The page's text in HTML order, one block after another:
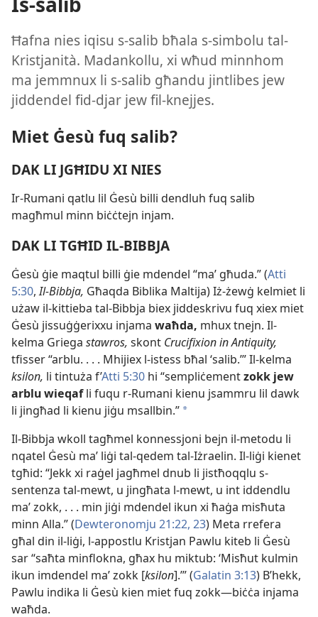
Ħafna nies iqisu s-​salib bħala s-​simbolu tal-​
Kristjanità. Madankollu, xi wħud minnhom
ma jemmnux li s-​salib għandu jintlibes jew
jiddendel fid-​djar jew fil-​knejjes.
Miet Ġesù fuq salib?
DAK LI JGĦIDU XI NIES
Ir-​Rumani qatlu lil Ġesù billi dendluh fuq salib
magħmul minn biċċtejn injam.
DAK LI TGĦID IL-​BIBBJA
Ġesù ġie maqtul billi ġie mdendel “maʼ għuda.” (Atti
5:30,Il-​Bibbja, Għaqda Biblika Maltija) Iż-​żewġ kelmiet li
użaw il-​kittieba tal-​Bibbja biex jiddeskrivu fuq xiex miet
Ġesù jissuġġerixxu injama waħda, mhux tnejn. Il-​
kelma Griega stawros, skont Crucifixion in Antiquity,
tfisser “arblu. . . . Mhijiex l-​istess bħal ‘salib.’” Il-​kelma
ksilon, li tintuża f’​Atti 5:30 hi “sempliċementzokk jew
arblu wieqafli fuqu r-​Rumani kienu jsammru lil dawk
li jingħad li kienu jiġu msallbin.” a
Il-​Bibbja wkoll tagħmel konnessjoni bejn il-​metodu li
nqatel Ġesù maʼ liġi tal-​qedem tal-​Iżraelin. Il-​liġi kienet
tgħid: “Jekk xi raġel jagħmel dnub li jistħoqqlu s-​
sentenza tal-​mewt, u jingħata l-​mewt, u int iddendlu
maʼ zokk, . . . min jiġi mdendel ikun xi ħaġa misħuta
minn Alla.” (Dewteronomju 21:22, 23) Meta rrefera
għal din il-​liġi, l-​appostlu Kristjan Pawlu kiteb li Ġesù
sar “saħta minflokna, għax hu miktub: ‘Misħut kulmin
ikun imdendel maʼ zokk [ksilon].’” (Galatin 3:13) B’hekk,
Pawlu indika li Ġesù kien miet fuq zokk—biċċa injama
waħda.